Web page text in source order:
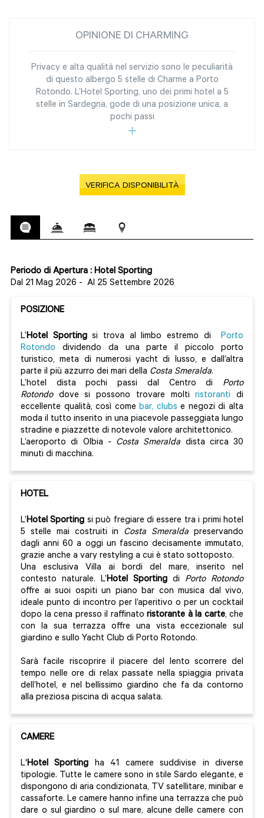
OPINIONE DI CHARMING
Privacy e alta qualità nel servizio sono le peculiarità
di questo albergo 5 stelle di Charme a Porto
Rotondo. L’Hotel Sporting, uno dei primi hotel a 5
stelle in Sardegna, gode di una posizione unica, a
pochi passi
VERIFICA DISPONIBILITÀ
Periodo di Apertura : Hotel Sporting
Dal 21 Mag 2026 - Al 25 Settembre 2026
POSIZIONE
L’Hotel Sportingsi trova al limbo estremo di
Porto
Rotondo dividendo da una parte il piccolo porto
turistico, meta di numerosi yacht di lusso, e dall’altra
parte il più azzurro dei mari della Costa Smeralda.
L’hotel dista pochi passi dal Centro di Porto
Rotondodove si possono trovare moltiristoranti di
eccellente qualità, così comebar, clubs e negozi di alta
moda il tutto inserito in una piacevole passeggiata lungo
stradine e piazzette di notevole valore architettonico.
L’aeroporto di Olbia - Costa Smeralda dista circa 30
minuti di macchina.
HOTEL
L’Hotel Sporting si può fregiare di essere tra i primi hotel
5 stelle mai costruiti in Costa Smeraldapreservando
dagli anni 60 a oggi un fascino decisamente immutato,
grazie anche a vary restyling a cui è stato sottoposto.
Una esclusiva Villa ai bordi del mare, inserito nel
contesto naturale. L’Hotel Sporting di Porto Rotondo
offre ai suoi ospiti un piano bar con musica dal vivo,
ideale punto di incontro per l’aperitivo o per un cocktail
dopo la cena presso il raffinato ristorante à la carte, che
con la sua terrazza offre una vista eccezionale sul
giardino e sullo Yacht Club di Porto Rotondo.
Sarà facile riscoprire il piacere del lento scorrere del
tempo nelle ore di relax passate nella spiaggia privata
dell’hotel, e nel bellissimo giardino che fa da contorno
alla preziosa piscina di acqua salata.
CAMERE
L'Hotel Sporting ha 41 camere suddivise in diverse
tipologie. Tutte le camere sono in stile Sardo elegante, e
dispongono di aria condizionata, TV satellitare, minibar e
cassaforte. Le camere hanno infine una terrazza che può
dare o sul giardino o sul mare, alcune delle camere con